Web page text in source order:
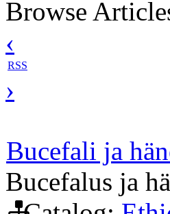
Browse
‹
RSS
›
Bucefali ja
Bucefalus ja